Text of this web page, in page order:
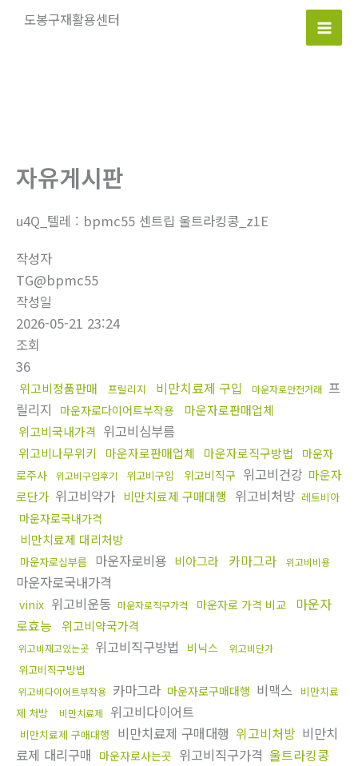
도봉구재활용센터
Main
자유게시판
u4Q_텔레 : bpmc55 센트립 울트라킹콩_z1E
작성자
TG@bpmc55
작성일
2026-05-21 23:24
조회
36
위고비정품판매 프릴리지 비만치료제 구입 마운자로안전거래 프
릴리지
마운자로다이어트부작용
마운자로판매업체
위고비국내가격 위고비심부름
위고비나무위키 마운자로판매업체 마운자로직구방법
마운자
로주사
위고비구입후기 위고비구입 위고비직구 위고비건강 마운자
로단가 위고비약가 비만치료제 구매대행 위고비처방 레트비아
마운자로국내가격
비만치료제 대리처방
마운자로심부름 마운자로비용 비아그라 카마그라 위고비비용
마운자로국내가격
vinix 위고비운동 마운자로직구가격 마운자로 가격 비교
마운자
로효능
위고비약국가격
위고비재고있는곳 위고비직구방법 비닉스 위고비단가
위고비직구방법
위고비다이어트부작용 카마그라 마운자로구매대행 비맥스 비만치료
제 처방
비만치료제 위고비다이어트
비만치료제 구매대행 비만치료제 구매대행 위고비처방 비만치
료제 대리구매 마운자로사는곳 위고비직구가격 울트라킹콩